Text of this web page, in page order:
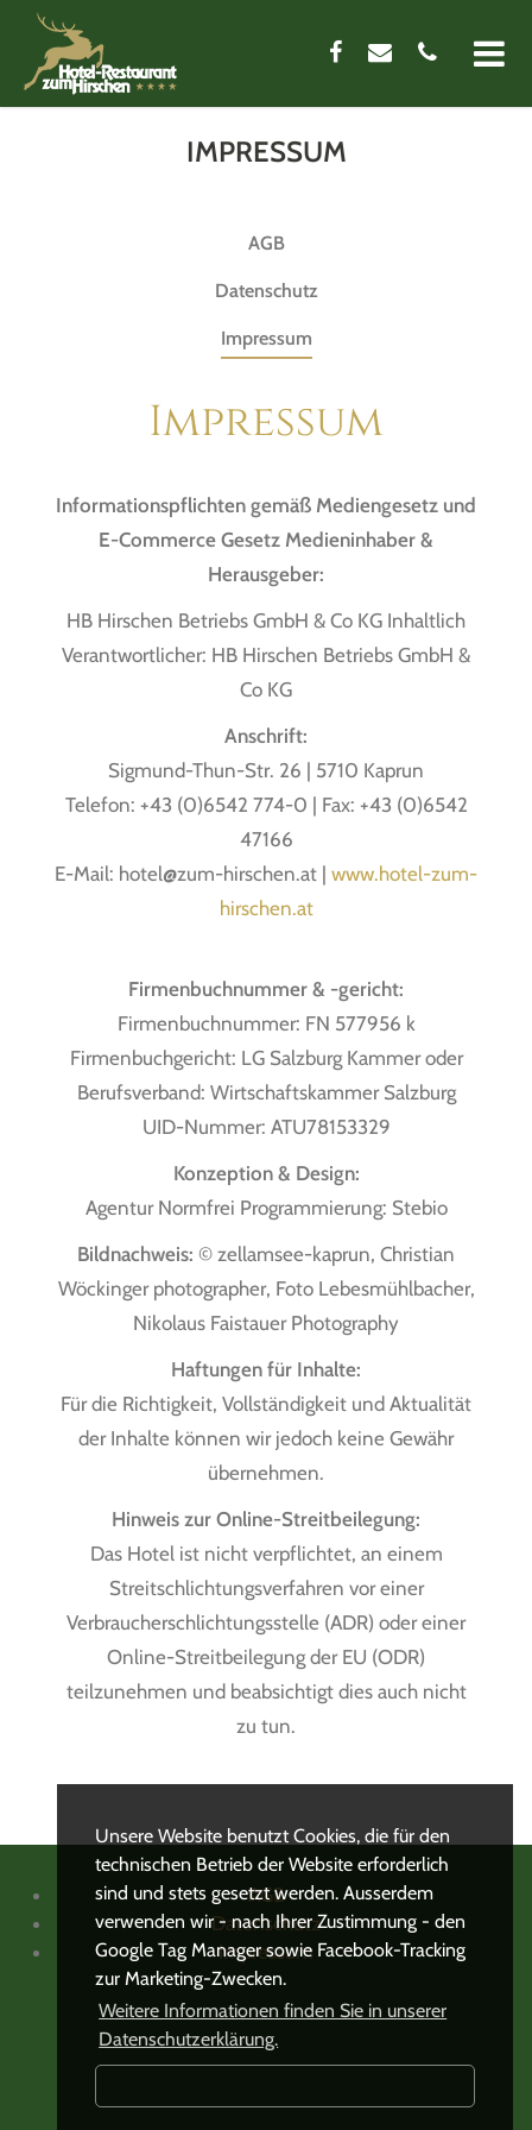
Unsere Website benutzt Cookies, die für den
technischen Betrieb der Website erforderlich
sind und stets gesetzt werden. Ausserdem
verwenden wir - nach Ihrer Zustimmung - den
Google Tag Manager sowie Facebook-Tracking
zur Marketing-Zwecken.
Weitere Informationen finden Sie in unserer
Datenschutzerklärung.
IMPRESSUM
AGB
Datenschutz
Impressum
Impressum
Informationspflichten gemäß Mediengesetz und
E-Commerce Gesetz Medieninhaber &
Herausgeber:
HB Hirschen Betriebs GmbH & Co KG Inhaltlich
Verantwortlicher: HB Hirschen Betriebs GmbH &
Co KG
Anschrift:
Sigmund-Thun-Str. 26 | 5710 Kaprun
Telefon: +43 (0)6542 774-0 | Fax: +43 (0)6542
47166
E-Mail: hotel@zum-hirschen.at | www.hotel-zum-
hirschen.at
Firmenbuchnummer & -gericht:
Firmenbuchnummer: FN 577956 k
Firmenbuchgericht: LG Salzburg Kammer oder
Berufsverband: Wirtschaftskammer Salzburg
UID-Nummer: ATU78153329
Konzeption & Design:
Agentur Normfrei Programmierung: Stebio
Bildnachweis: © zellamsee-kaprun, Christian
Wöckinger photographer, Foto Lebesmühlbacher,
Nikolaus Faistauer Photography
Haftungen für Inhalte:
Für die Richtigkeit, Vollständigkeit und Aktualität
der Inhalte können wir jedoch keine Gewähr
übernehmen.
Hinweis zur Online-Streitbeilegung:
Das Hotel ist nicht verpflichtet, an einem
Streitschlichtungsverfahren vor einer
Verbraucherschlichtungsstelle (ADR) oder einer
Online-Streitbeilegung der EU (ODR)
teilzunehmen und beabsichtigt dies auch nicht
zu tun.
AGB
Datenschutz
Impressum